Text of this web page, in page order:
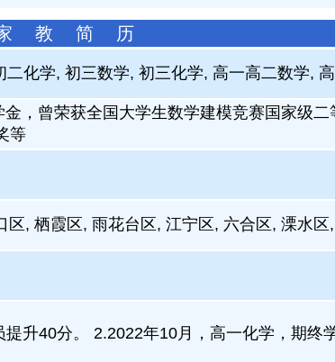
教 简 历
化学, 初三数学, 初三化学, 高一高二数学,
，曾荣获全国大学生数学建模竞赛国家级二
等
, 栖霞区, 雨花台区, 江宁区, 六合区, 溧水区
升40分。 2.2022年10月，高一化学，期终